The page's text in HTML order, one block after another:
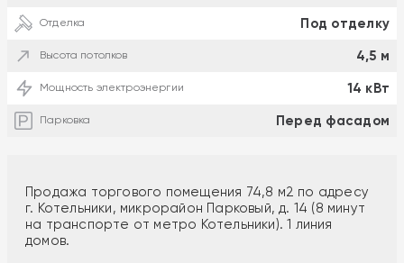
Отделка Под отделку
Высота потолков 4,5 м
Мощность электроэнергии 14 кВт
Парковка Перед фасадом
Продажа торгового помещения 74,8 м2 по адресу
г. Котельники, микрорайон Парковый, д. 14 (8 минут
на транспорте от метро Котельники). 1 линия
домов.